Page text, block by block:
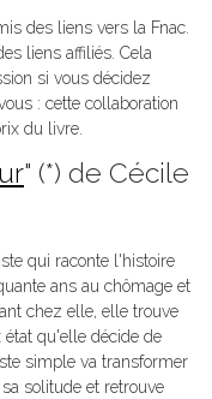
des liens vers la Fnac.
liens affiliés. Cela
si vous décidez
: cette collaboration
du livre.
" (*) de Cécile
qui raconte l'histoire
ans au chômage et
chez elle, elle trouve
qu'elle décide de
simple va transformer
solitude et retrouve